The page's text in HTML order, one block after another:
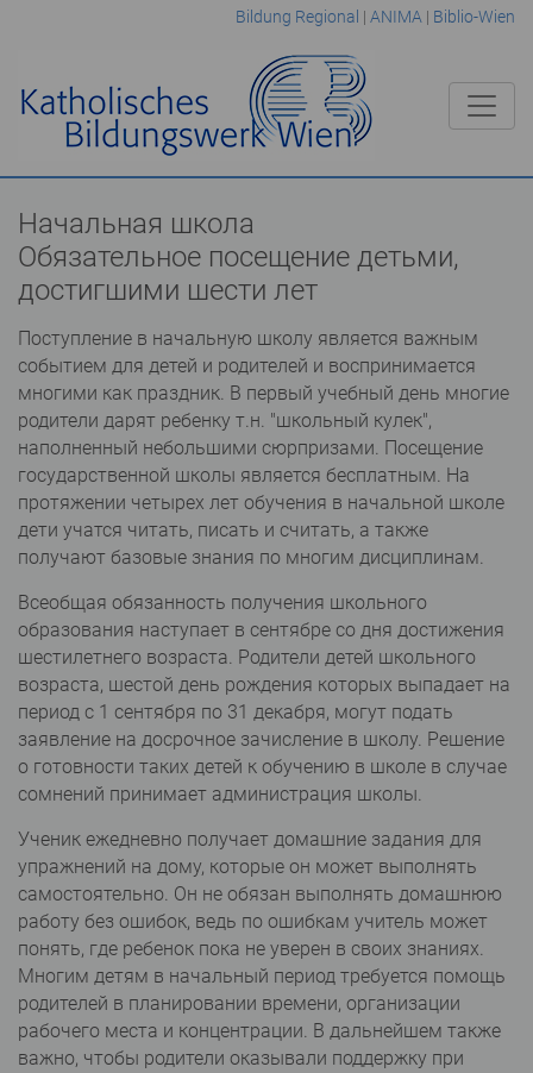
Bildung Regional | ANIMA | Biblio-Wien
Начальная школа
Обязательное посещение детьми,
достигшими шести лет
Поступление в начальную школу является важным
событием для детей и родителей и воспринимается
многими как праздник. В первый учебный день многие
родители дарят ребенку т.н. "школьный кулек",
наполненный небольшими сюрпризами. Посещение
государственной школы является бесплатным. На
протяжении четырех лет обучения в начальной школе
дети учатся читать, писать и считать, а также
получают базовые знания по многим дисциплинам.
Всеобщая обязанность получения школьного
образования наступает в сентябре со дня достижения
шестилетнего возраста. Родители детей школьного
возраста, шестой день рождения которых выпадает на
период с 1 сентября по 31 декабря, могут подать
заявление на досрочное зачисление в школу. Решение
о готовности таких детей к обучению в школе в случае
сомнений принимает администрация школы.
Ученик ежедневно получает домашние задания для
упражнений на дому, которые он может выполнять
самостоятельно. Он не обязан выполнять домашнюю
работу без ошибок, ведь по ошибкам учитель может
понять, где ребенок пока не уверен в своих знаниях.
Многим детям в начальный период требуется помощь
родителей в планировании времени, организации
рабочего места и концентрации. В дальнейшем также
важно, чтобы родители оказывали поддержку при